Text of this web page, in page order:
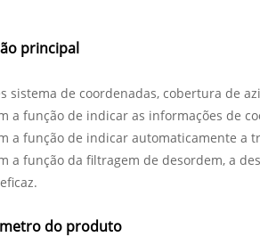
principal
sistema de coordenadas, cobertura de
a função de indicar as informações de
a função de indicar automaticamente a
a função da filtragem de desordem, a
do produto